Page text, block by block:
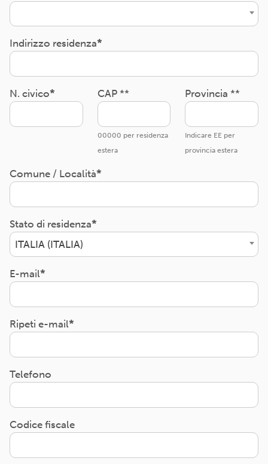
Indirizzo residenza
N. civico CAP **
00000 per residenza
estera
Provincia **
Indicare EE per
provincia estera
Comune / Località
Stato di residenza
ITALIA (ITALIA)
E-mail
Ripeti e-mail
Telefono
Codice fiscale